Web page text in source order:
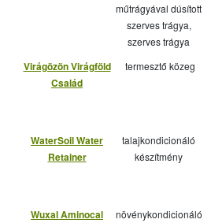
műtrágyával dúsított
szerves trágya,
szerves trágya
Virágözön Virágföld
Család
termesztő közeg
WaterSoil Water
Retainer
talajkondicionáló
készítmény
Wuxal Aminocal
növénykondicionáló